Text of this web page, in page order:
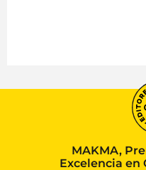
MAKMA,
Excelencia en